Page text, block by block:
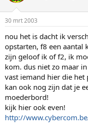
30 mrt 2003
nou het is dacht ik
opstarten, f8 een aantal
zijn geloof ik of f2, ik
kom. dus niet zo maar
vast iemand hier die het
kan ook nog zijn dat je
moederbord!
kijk hier ook even!
http://